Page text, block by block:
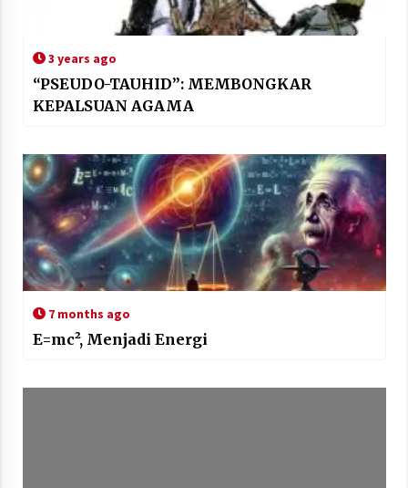
3 years ago
“PSEUDO-TAUHID”: MEMBONGKAR
KEPALSUAN AGAMA
7 months ago
E=mc², Menjadi Energi